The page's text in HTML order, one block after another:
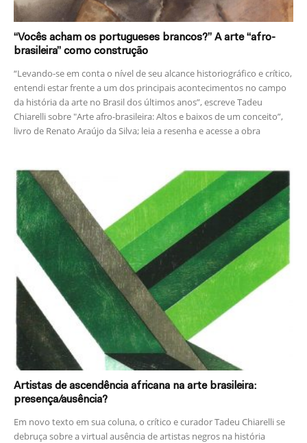
“Vocês acham os portugueses brancos?” A arte “afro-
brasileira” como construção
“Levando-se em conta o nível de seu alcance historiográfico e crítico,
entendi estar frente a um dos principais acontecimentos no campo
da história da arte no Brasil dos últimos anos”, escreve Tadeu
Chiarelli sobre "Arte afro-brasileira: Altos e baixos de um conceito”,
livro de Renato Araújo da Silva; leia a resenha e acesse a obra
Artistas de ascendência africana na arte brasileira:
presença/ausência?
Em novo texto em sua coluna, o crítico e curador Tadeu Chiarelli se
debruça sobre a virtual ausência de artistas negros na história